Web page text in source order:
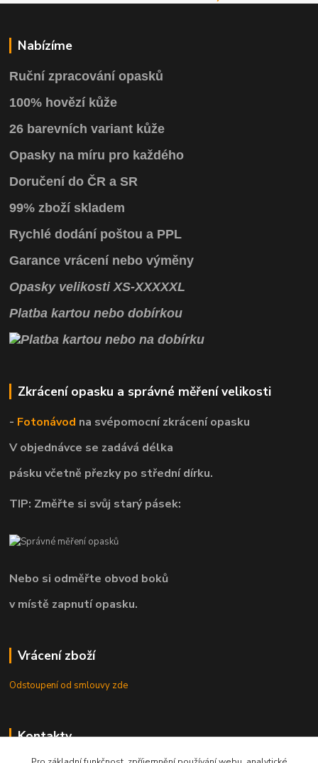
Nabízíme
Ruční zpracování opasků
100% hovězí kůže
26 barevních variant kůže
Opasky na míru pro každého
Doručení do ČR a SR
99% zboží skladem
Rychlé dodání poštou a PPL
Garance vrácenínebo výměny
OpaskyvelikostiXS-XXXXXL
Platba kartou nebo dobírkou
Zkrácení opasku a správné měření velikosti
- Fotonávod na svépomocnízkrácení opasku
V objednávce se zadává délka
pásku včetně přezky po střední dírku.
TIP: Změřte si svůj starý pásek:
Nebo si odměřte obvod boků
v místě zapnutí opasku.
Vrácení zboží
Odstoupení od smlouvy zde
Kontakty